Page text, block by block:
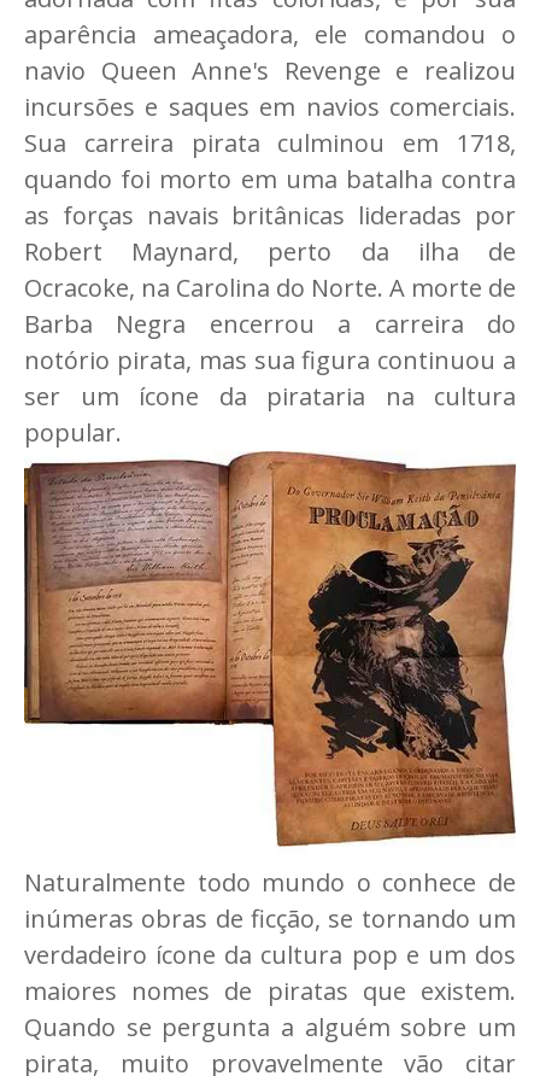
aparência ameaçadora, ele comandou o
navio Queen Anne's Revenge e realizou
incursões e saques em navios comerciais.
Sua carreira pirata culminou em 1718,
quando foi morto em uma batalha contra
as forças navais britânicas lideradas por
Robert Maynard, perto da ilha de
Ocracoke, na Carolina do Norte. A morte de
Barba Negra encerrou a carreira do
notório pirata, mas sua figura continuou a
ser um ícone da pirataria na cultura
popular.
Naturalmente todo mundo o conhece de
inúmeras obras de ficção, se tornando um
verdadeiro ícone da cultura pop e um dos
maiores nomes de piratas que existem.
Quando se pergunta a alguém sobre um
pirata, muito provavelmente vão citar